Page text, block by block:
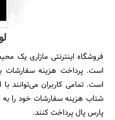
فروشگاه اینترنتی مازاری یک
است. پرداخت هزینه سفارشات
است. تمامی کاربران می‌توانند
شتاب هزینه سفارشات خود را به
پارس پال پرداخت کنند.